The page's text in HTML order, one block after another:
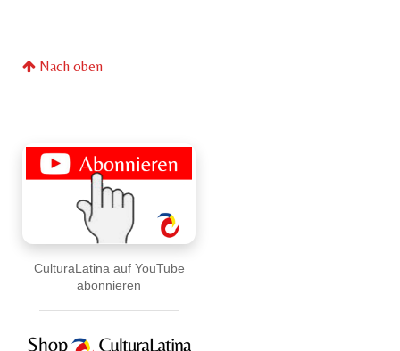
CulturaLatina auf YouTube
abonnieren
Nach oben